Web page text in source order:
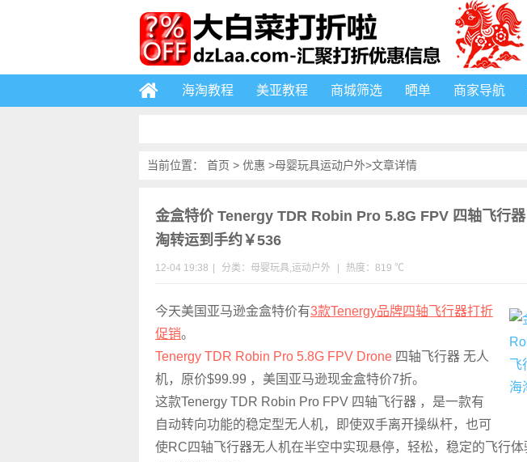
海淘教程 美亚教程 商城筛选 晒单 商家导航
当前位置： 首页 > 优惠 >母婴玩具运动户外>文章详情
金盒特价 Tenergy TDR Robin Pro 5.8G FPV 四轴飞行
淘转运到手约￥536
12-04 19:38 分类： 母婴玩具,运动户外 热度：819 ℃
今天美国亚马逊金盒特价有3款Tenergy品牌四轴飞行器打折
促销。
Tenergy TDR Robin Pro 5.8G FPV Drone 四轴飞行器 无人
机，原价$99.99 ，美国亚马逊现金盒特价7折。
这款Tenergy TDR Robin Pro FPV 四轴飞行器 ，是一款有
自动转向功能的稳定型无人机，即使双手离开操纵杆，也可
使RC四轴飞行器无人机在半空中实现悬停，轻松，稳定的飞行